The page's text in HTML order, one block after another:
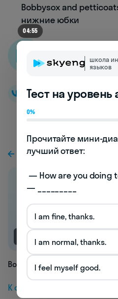
Bobbysox and
нижние юбки
Skyeng словарь
К предыдущей статье
NEW
Bobbye
К следующей статье
04:52
школа
языков
Тест на уровень
0%
Прочитайте мини-
лучший ответ:
— _________
I am fine, thanks.
I am normal, thanks.
I feel myself good.